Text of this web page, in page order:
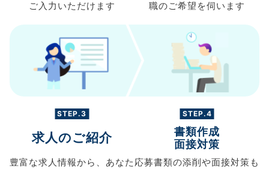
ご入力 いただけます
職のご希望を伺います
STEP.3
求人のご紹介
豊富な求人情報から、 あなた
STEP.4
書類作成
面接対策
応募書類の添削や面接対策も